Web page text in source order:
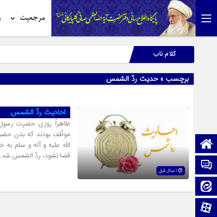
مرجعیت
صفحه نخست
تماس با ما
کلام ناب
برچسب » حدیث ردّ الشمس
احادیث ردّ الشمس
ظاهراً روزى حضرت رسول
موظّف بودند که بدن
الله علیه و آله و سلم
قضا نشود، ردّ الشمس